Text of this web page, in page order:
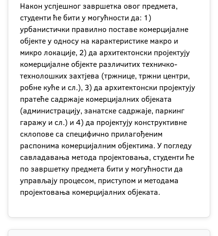
Након успjешног завршетка овог предмета,
студенти ће бити у могућности да: 1)
урбанистички правилно поставе комерцијалне
објекте у односу на карактеристике макро и
микро локације, 2) да архитектонски пројектују
комерцијалне објекте различитих техничко-
технолошких захтјева (тржнице, тржни центри,
робне куће и сл.), 3) да архитектонски пројектују
пратеће садржаје комерцијалних објеката
(администрацију, занатске садржаје, паркинг
гаражу и сл.) и 4) да пројектују конструктивне
склопове са специфично прилагођеним
распонима комерцијалним објектима. У погледу
савладавања метода пројектовања, студенти ће
по завршетку предмета бити у могућности да
управљају процесом, приступом и методама
пројектовања комерцијалних објеката.